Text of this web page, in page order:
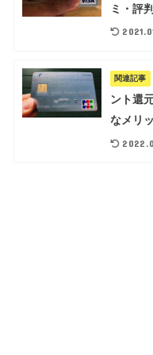
ミ・評
関連記事
ント還
なメリ